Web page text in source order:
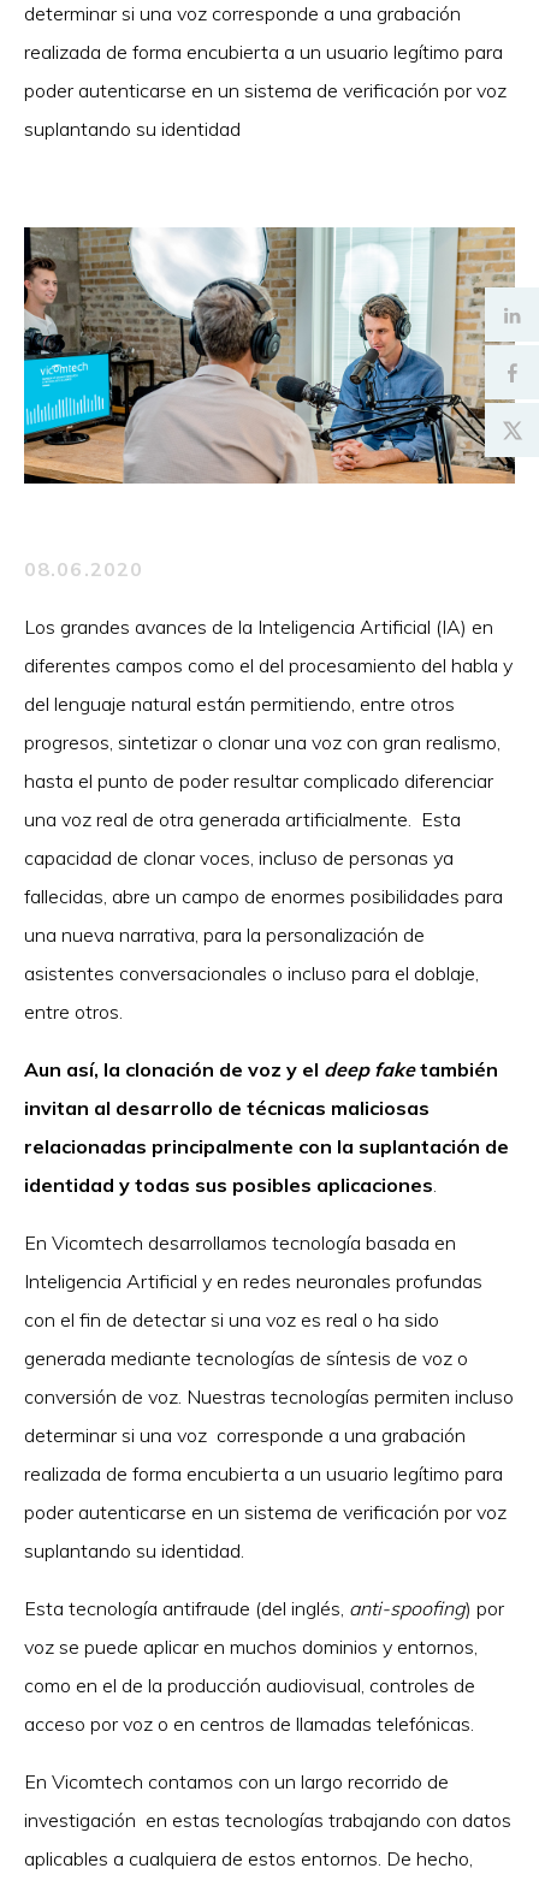
determinar si una voz corresponde a una grabación
realizada de forma encubierta a un usuario legítimo para
poder autenticarse en un sistema de verificación por voz
suplantando su identidad
08.06.2020
Los grandes avances de la Inteligencia Artificial (IA) en
diferentes campos como el del procesamiento del habla y
del lenguaje natural están permitiendo, entre otros
progresos, sintetizar o clonar una voz con gran realismo,
hasta el punto de poder resultar complicado diferenciar
una voz real de otra generada artificialmente. Esta
capacidad de clonar voces, incluso de personas ya
fallecidas, abre un campo de enormes posibilidades para
una nueva narrativa, para la personalización de
asistentes conversacionales o incluso para el doblaje,
entre otros.
Aun así, la clonación de voz y el deep faketambién
invitan al desarrollo de técnicas maliciosas
relacionadas principalmente con la suplantación de
identidad y todas sus posibles aplicaciones.
En Vicomtech desarrollamos tecnología basada en
Inteligencia Artificial y en redes neuronales profundas
con el fin de detectar si una voz es real o ha sido
generada mediante tecnologías de síntesis de voz o
conversión de voz. Nuestras tecnologías permiten incluso
determinar si una voz corresponde a una grabación
realizada de forma encubierta a un usuario legítimo para
poder autenticarse en un sistema de verificación por voz
suplantando su identidad.
Esta tecnología antifraude (del inglés, anti-spoofing) por
voz se puede aplicar en muchos dominios y entornos,
como en el de la producción audiovisual, controles de
acceso por voz o en centros de llamadas telefónicas.
En Vicomtech contamos con un largo recorrido de
investigación en estas tecnologías trabajando con datos
aplicables a cualquiera de estos entornos. De hecho,